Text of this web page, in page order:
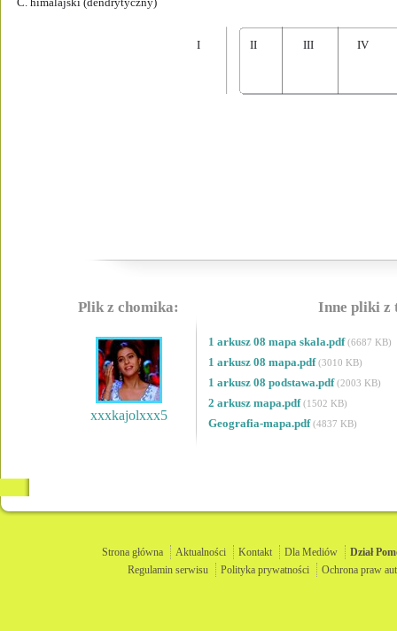
I II III IV
Plik z chomika:
xxxkajolxxx5
Inne pliki z
1 arkusz 08 mapa skala.pdf(6687 KB)
1 arkusz 08 mapa.pdf(3010 KB)
1 arkusz 08 podstawa.pdf(2003 KB)
2 arkusz mapa.pdf(1502 KB)
Geografia-mapa.pdf(4837 KB)
Strona główna Aktualności Kontakt Dla Mediów Dział
Regulamin serwisu
Polityka prywatności Ochrona praw